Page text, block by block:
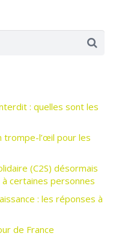
: quelles sont les
trompe-l’œil pour les
(C2S) désormais
certaines personnes
: les réponses à
de France